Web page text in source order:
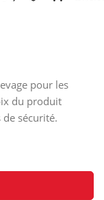
pour les
du produit
sécurité.